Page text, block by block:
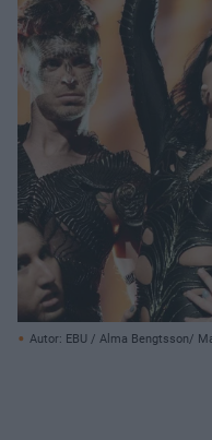
Autor: EBU / Alma Bengtsson/